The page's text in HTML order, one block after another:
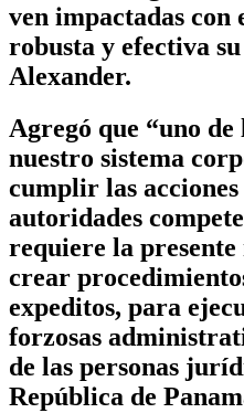
ven impactadas con
robusta y efectiva
Alexander.
Agregó que “uno
nuestro sistema
cumplir las
autoridades
requiere la
crear
expeditos, para
forzosas
de las personas
República de